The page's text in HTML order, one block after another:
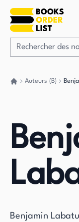
Auteurs (B)
Benjamin